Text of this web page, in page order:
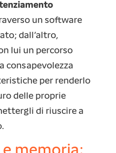
un software
dall’altro,
lui un percorso
consapevolezza
per renderlo
delle proprie
di riuscire a